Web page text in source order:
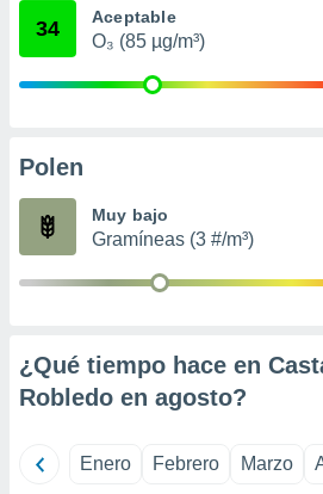
su
u
datos
en
de
o acceder
34 Aceptable
O₃ (85 µg/m³)
Polen
Muy bajo
Gramíneas (3 #/m³)
¿Qué tiempo hace en
Robledo en agosto?
Enero Febrero Marzo